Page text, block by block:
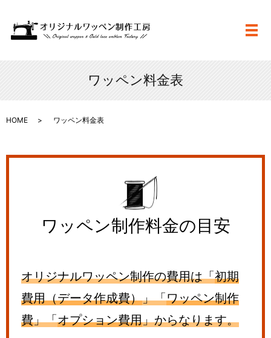
メ
ワッペン料金表
HOME ワッペン料金表
ワッペン制作料金の目安
オリジナルワッペン制作の費用は「初期
費用（データ作成費）」「ワッペン制作
費」「オプション費用」からなります。